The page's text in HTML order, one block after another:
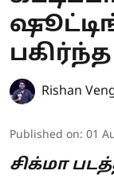
Rishan
Published on: 01
சிக்மா